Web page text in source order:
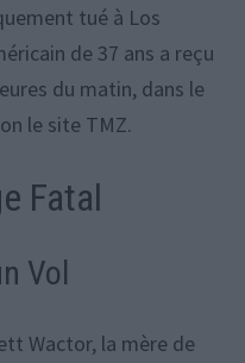
tué à Los
de 37 ans a reçu
du matin, dans le
le site TMZ.
Fatal
Vol
Wactor, la mère de